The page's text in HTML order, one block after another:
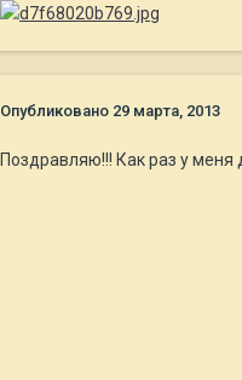
Опубликовано 29 марта, 2013
Поздравляю!!! Как раз у